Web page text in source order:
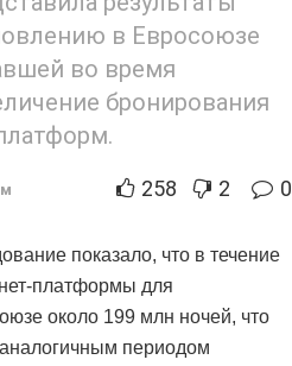
в Евросоюзе
во время
бронирования
258 2 0
показало, что в течение
платформы для
около 199 млн ночей, что
периодом